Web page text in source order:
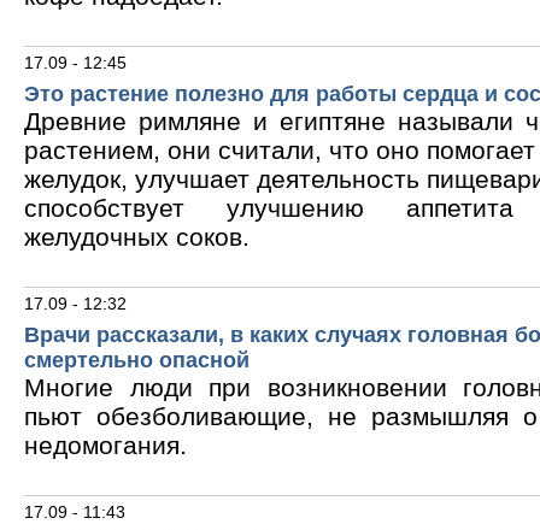
17.09 - 12:45
Это растение полезно для работы сердца и
Древние римляне и египтяне называли
растением, они считали, что оно
желудок, улучшает деятельность
способствует улучшению
желудочных соков.
17.09 - 12:32
Врачи рассказали, в каких случаях головная
смертельно опасной
Многие люди при возникновении
пьют обезболивающие, не размышляя о
недомогания.
17.09 - 11:43